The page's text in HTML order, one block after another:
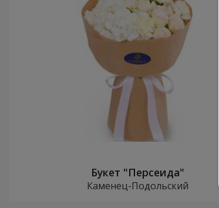
Букет "Персеида"
Каменец-Подольский